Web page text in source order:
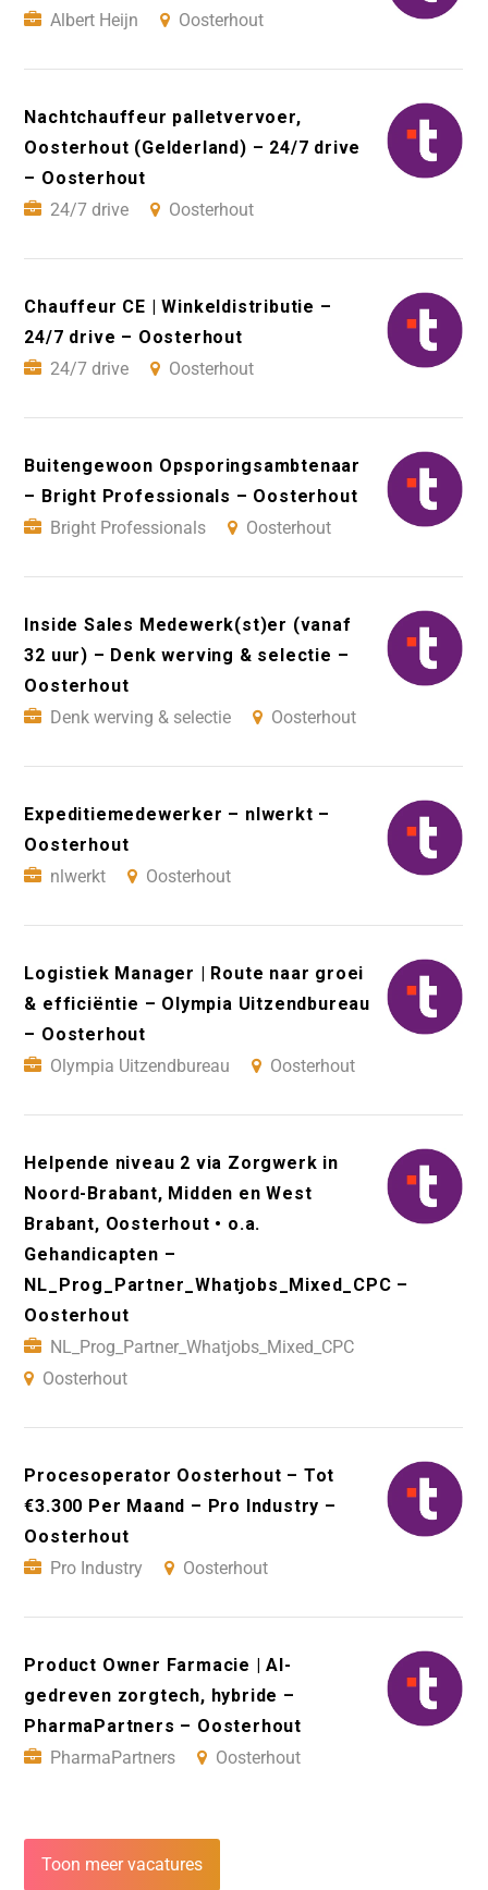
Albert Heijn
Oosterhout
Nachtchauffeur palletvervoer,
Oosterhout (Gelderland) – 24/7 drive
– Oosterhout
24/7 drive
Oosterhout
Chauffeur CE | Winkeldistributie –
24/7 drive – Oosterhout
24/7 drive
Oosterhout
Buitengewoon Opsporingsambtenaar
– Bright Professionals – Oosterhout
Bright Professionals
Oosterhout
Inside Sales Medewerk(st)er (vanaf
32 uur) – Denk werving & selectie –
Oosterhout
Denk werving & selectie
Oosterhout
Expeditiemedewerker – nlwerkt –
Oosterhout
nlwerkt
Oosterhout
Logistiek Manager | Route naar groei
& efficiëntie – Olympia Uitzendbureau
– Oosterhout
Olympia Uitzendbureau
Oosterhout
Helpende niveau 2 via Zorgwerk in
Noord-Brabant, Midden en West
Brabant, Oosterhout • o.a.
Gehandicapten –
NL_Prog_Partner_Whatjobs_Mixed_CPC –
Oosterhout
NL_Prog_Partner_Whatjobs_Mixed_CPC
Oosterhout
Procesoperator Oosterhout – Tot
€3.300 Per Maand – Pro Industry –
Oosterhout
Pro Industry
Oosterhout
Product Owner Farmacie | AI-
gedreven zorgtech, hybride –
PharmaPartners – Oosterhout
PharmaPartners
Oosterhout
Toon meer vacatures